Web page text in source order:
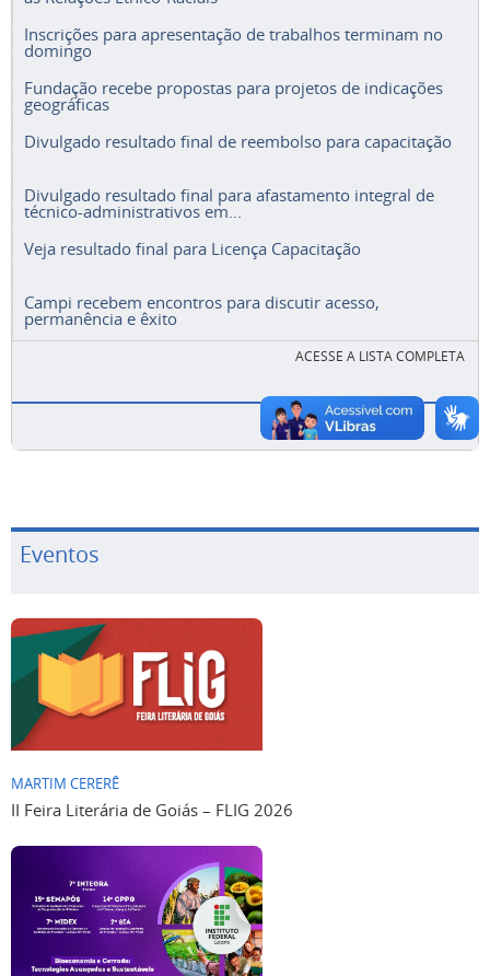
Inscrições para apresentação de trabalhos terminam no
domingo
Fundação recebe propostas para projetos de indicações
geográficas
Divulgado resultado final de reembolso para capacitação
Divulgado resultado final para afastamento integral de
técnico-administrativos em...
Veja resultado final para Licença Capacitação
Campi recebem encontros para discutir acesso,
permanência e êxito
ACESSE A LISTA COMPLETA
Eventos
MARTIM CERERÊ
II Feira Literária de Goiás – FLIG 2026